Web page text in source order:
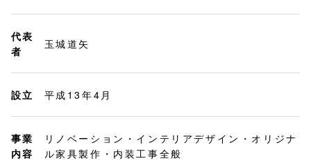
代表
者
玉城道矢
設立 平成13年4月
事業
内容
リノベーション・インテリアデザイン・オリジナ
ル家具製作・内装工事全般